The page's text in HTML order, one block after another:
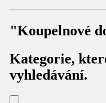
"Koupelnové
Kategorie,
vyhledávání.